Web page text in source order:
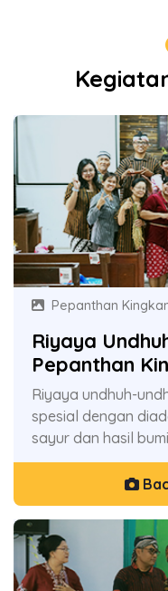
Pepanthan
Riyaya
Pepanthan
Riyaya undhuh-
spesial dengan
sayur dan hasil